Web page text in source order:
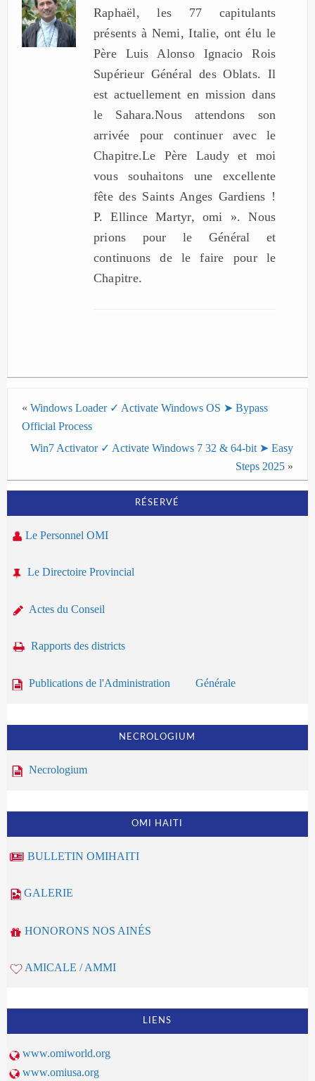
Raphaël, les 77 capitulants
présents à Nemi, Italie, ont élu le
Père Luis Alonso Ignacio Rois
Supérieur Général des Oblats. Il
est actuellement en mission dans
le Sahara.Nous attendons son
arrivée pour continuer avec le
Chapitre.Le Père Laudy et moi
vous souhaitons une excellente
fête des Saints Anges Gardiens !
P. Ellince Martyr, omi ». Nous
prions pour le Général et
continuons de le faire pour le
Chapitre.
« Windows Loader ✓ Activate Windows OS ➤ Bypass
Official Process
Win7 Activator ✓ Activate Windows 7 32 & 64-bit ➤ Easy
Steps 2025 »
RÉSERVÉ
Le Personnel OMI
Le Directoire Provincial
Actes du Conseil
Rapports des districts
Publications de l'Administration Générale
NECROLOGIUM
Necrologium
OMI HAITI
BULLETIN OMIHAITI
GALERIE
HONORONS NOS AINÉS
AMICALE / AMMI
LIENS
www.omiworld.org
www.omiusa.org